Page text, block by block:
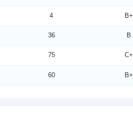
15 A
4 A
9 A
12 B+
4 B+
36 B
75 C+
60 B+